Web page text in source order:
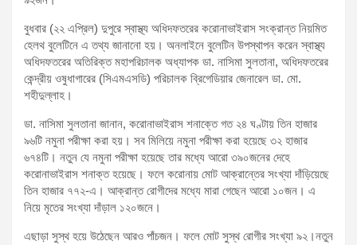
বুধবার (২২ এপ্রিল) দুপুরে স্বাস্থ্য অধিদফতরের করোনাভাইরাস সংক্রান্ত নিয়মিত
হেলথ বুলেটিনে এ তথ্য জানানো হয়। অনলাইনে বুলেটিন উপস্থাপন করেন স্বাস্থ্য
অধিদফতরের অতিরিক্ত মহাপরিচালক অধ্যাপক ডা. নাসিমা সুলতানা, অধিদফতরের
কেন্দ্রীয় ওষুধাগারের (সিএমএসডি) পরিচালক ব্রিগেডিয়ার জেনারেল ডা. মো.
শহীদুল্লাহ।
ডা. নাসিমা সুলতানা জানান, করোনাভাইরাস শনাক্তে গত ২৪ ঘণ্টায় তিন হাজার
৯৬টি নমুনা পরীক্ষা করা হয়। সব মিলিয়ে নমুনা পরীক্ষা করা হয়েছে ৩২ হাজার
৬৭৪টি। নতুন যে নমুনা পরীক্ষা হয়েছে তার মধ্যে আরো ৩৯০জনের দেহে
করোনাভাইরাস শনাক্ত হয়েছে। ফলে করোনায় মোট আক্রান্তের সংখ্যা দাঁড়িয়েছে
তিন হাজার ৭৭২-এ। আক্রান্ত রোগীদের মধ্যে মারা গেছেন আরো ১০জন। এ
নিয়ে মৃতের সংখ্যা দাঁড়াল ১২০জনে।
এছাড়া সুস্থ হয়ে উঠেছেন আরও পাঁচজন। ফলে মোট সুস্থ রোগীর সংখ্যা ৯২।নতুন